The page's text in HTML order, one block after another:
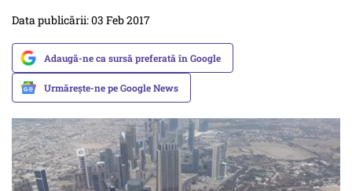
Data publicării: 03 Feb 2017
Adaugă-ne ca sursă preferată în Google
Urmărește-ne pe Google News